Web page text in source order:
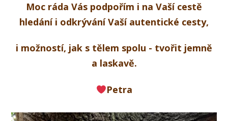
Moc ráda Vás podpořím i na Vaší cestě
hledání i odkrývání Vaší autentické cesty,
i možností, jak s tělem spolu - tvořit jemně
a laskavě.
Petra